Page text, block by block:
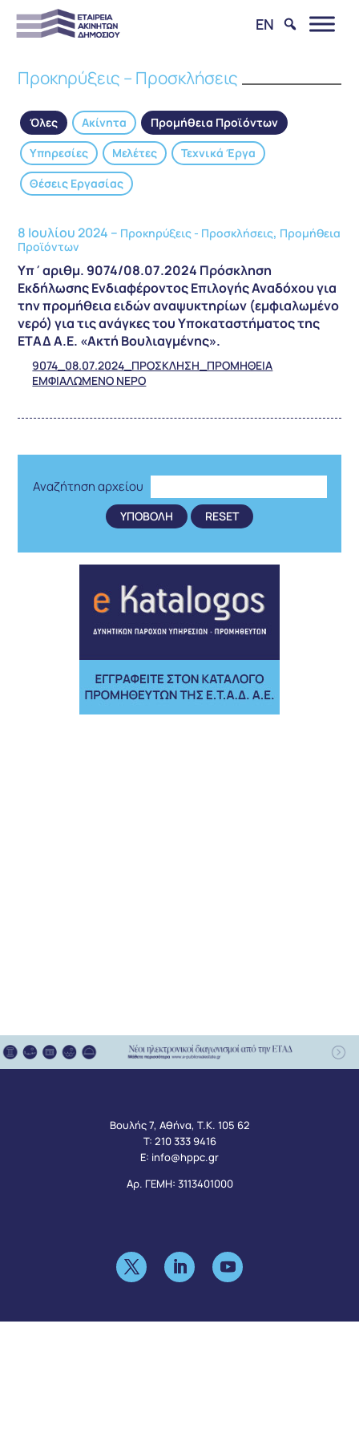
EN
Προκηρύξεις – Προσκλήσεις
Όλες Ακίνητα
Προμήθεια Προϊόντων
Υπηρεσίες
Μελέτες
Τεχνικά Έργα
Θέσεις Εργασίας
8 Ιουλίου 2024 – Προκηρύξεις - Προσκλήσεις, Προμήθεια
Προϊόντων
Υπ΄αριθμ. 9074/08.07.2024 Πρόσκληση
Εκδήλωσης Ενδιαφέροντος Επιλογής Αναδόχου για
την προμήθεια ειδών αναψυκτηρίων (εμφιαλωμένο
νερό) για τις ανάγκες του Υποκαταστήματος της
ΕΤΑΔ Α.Ε. «Ακτή Βουλιαγμένης».
9074_08.07.2024_ΠΡΟΣΚΛΗΣΗ_ΠΡΟΜΗΘΕΙΑ
ΕΜΦΙΑΛΩΜΕΝΟ ΝΕΡΟ
Αναζήτηση αρχείου
Βουλής 7, Αθήνα, Τ.Κ. 105 62
Τ: 210 333 9416
Ε: info@hppc.gr
Αρ. ΓΕΜΗ: 3113401000